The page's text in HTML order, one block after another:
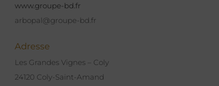
www.groupe-bd.fr
arbopal@groupe-bd.fr
Adresse
Les Grandes Vignes – Coly
24120 Coly-Saint-Amand